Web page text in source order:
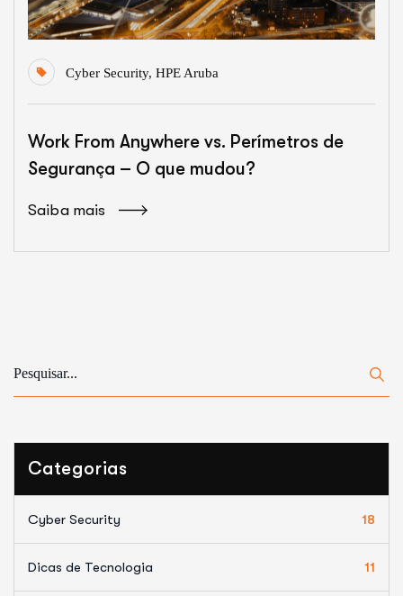
Cyber Security, HPE Aruba
Work From Anywhere vs. Perímetros de
Segurança – O que mudou?
Saiba mais
Categorias
Cyber Security 18
Dicas de Tecnologia 11